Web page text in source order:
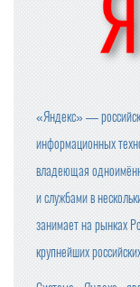
«Яндекс» —
информационных
владеющая
и службами в
занимает на рынках
крупнейших